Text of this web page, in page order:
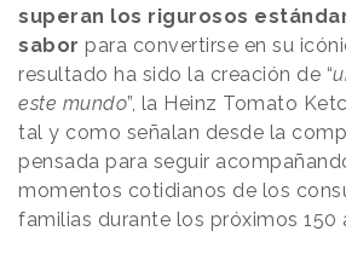
superan los rigurosos
sabor para convertirse en su
resultado ha sido la creación de “
este mundo”, la Heinz Tomato
tal y como señalan desde la
pensada para seguir
momentos cotidianos de los
familias durante los próximos 150